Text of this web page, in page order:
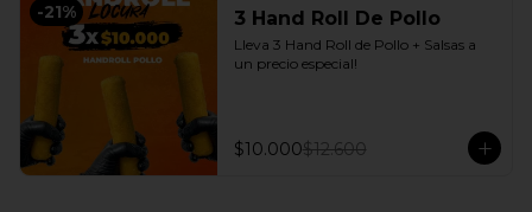
-21% 3 Hand Roll De Pollo
Lleva 3 Hand Roll de Pollo + Salsas a
un precio especial!
$10.000$12.600